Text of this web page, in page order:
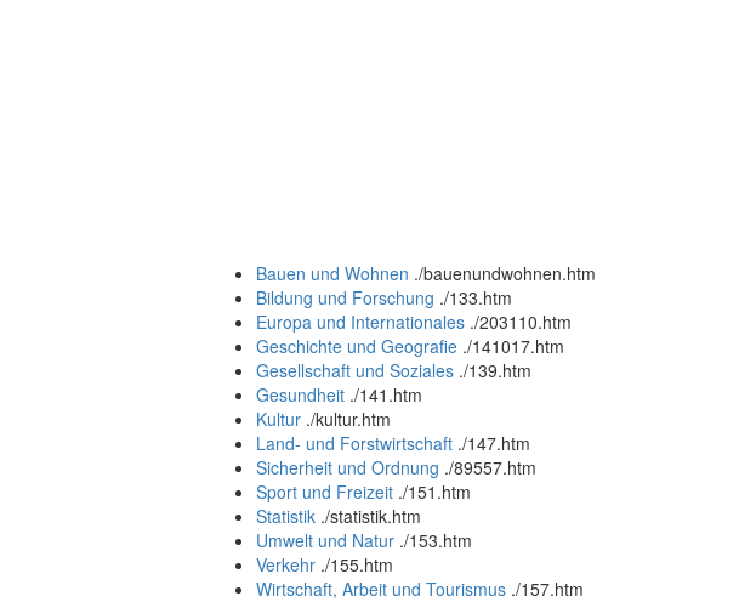
Bauen und Wohnen ./bauenundwohnen.htm
Bildung und Forschung ./133.htm
Europa und Internationales ./203110.htm
Geschichte und Geografie ./141017.htm
Gesellschaft und Soziales ./139.htm
Gesundheit ./141.htm
Kultur ./kultur.htm
Land- und Forstwirtschaft ./147.htm
Sicherheit und Ordnung ./89557.htm
Sport und Freizeit ./151.htm
Statistik ./statistik.htm
Umwelt und Natur ./153.htm
Verkehr ./155.htm
Wirtschaft, Arbeit und Tourismus ./157.htm